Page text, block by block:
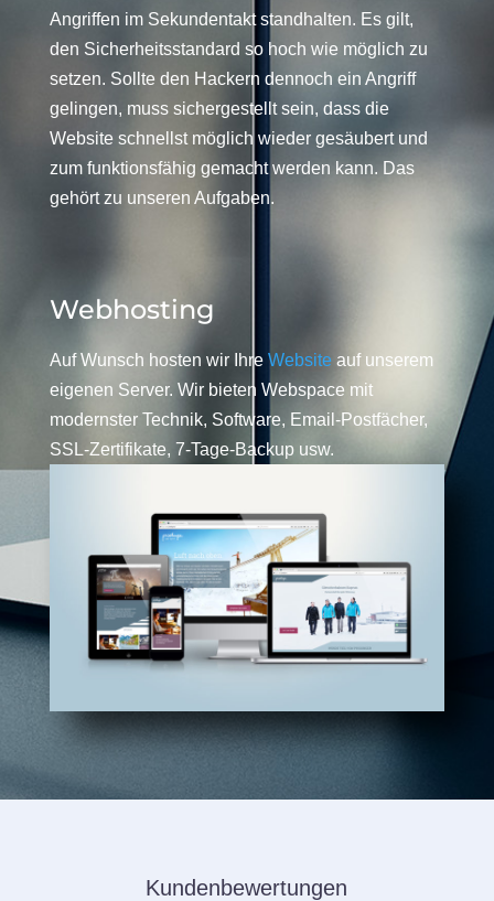
Angriffen im Sekundentakt standhalten. Es gilt,
den Sicherheitsstandard so hoch wie möglich zu
setzen. Sollte den Hackern dennoch ein Angriff
gelingen, muss sichergestellt sein, dass die
Website schnellst möglich wieder gesäubert und
zum funktionsfähig gemacht werden kann. Das
gehört zu unseren Aufgaben.
Webhosting
Auf Wunsch hosten wir Ihre Website auf unserem
eigenen Server. Wir bieten Webspace mit
modernster Technik, Software, Email-Postfächer,
SSL-Zertifikate, 7-Tage-Backup usw.
Kundenbewertungen